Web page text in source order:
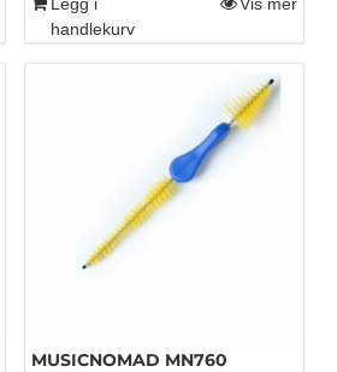
handlekurv
MUSICNOMAD MN760